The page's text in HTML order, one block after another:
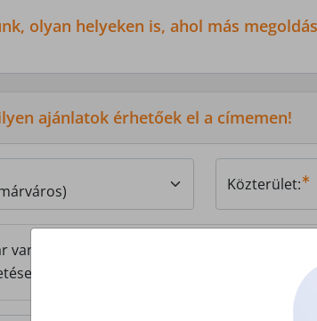
olyan helyeken is, ahol más
ajánlatok érhetőek el a címemen!
Közterület:
van Z-NET előfizetésem
ezen a címen